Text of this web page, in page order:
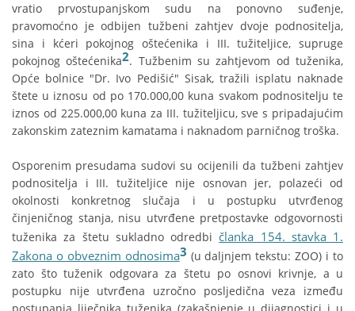
vratio prvostupanjskom sudu na ponovno suđenje,
pravomoćno je odbijen tužbeni zahtjev dvoje podnositelja,
sina i kćeri pokojnog oštećenika i III. tužiteljice, supruge
pokojnog oštećenika2. Tužbenim su zahtjevom od tuženika,
Opće bolnice "Dr. Ivo Pedišić" Sisak, tražili isplatu naknade
štete u iznosu od po 170.000,00 kuna svakom podnositelju te
iznos od 225.000,00 kuna za III. tužiteljicu, sve s pripadajućim
zakonskim zateznim kamatama i naknadom parničnog troška.
Osporenim presudama sudovi su ocijenili da tužbeni zahtjev
podnositelja i III. tužiteljice nije osnovan jer, polazeći od
okolnosti konkretnog slučaja i u postupku utvrđenog
činjeničnog stanja, nisu utvrđene pretpostavke odgovornosti
tuženika za štetu sukladno odredbi članka 154. stavka 1.
Zakona o obveznim odnosima3 (u daljnjem tekstu: ZOO) i to
zato što tuženik odgovara za štetu po osnovi krivnje, a u
postupku nije utvrđena uzročno posljedična veza između